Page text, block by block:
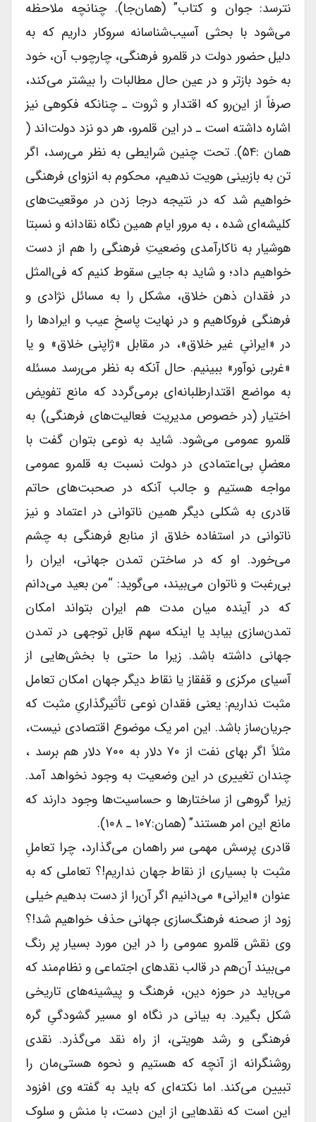
نترسد: جوان و کتاب” (همان‌جا). چنانچه ملاحظه
می‌شود با بحثی آسیب‌شناسانه سروکار داریم که به
دلیل حضور دولت در قلمرو فرهنگی، چارچوب آن، خود
به خود بازتر و در عین حال مطالبات را بیشتر می‌کند،
صرفاً از این‌رو که اقتدار و ثروت ـ چنانکه فکوهی نیز
اشاره داشته است ـ در این قلمرو، هر دو نزد دولت‌اند (
همان :۵۴). تحت چنین شرایطی به نظر می‌رسد، اگر
تن به بازبینی هویت ندهیم، محکوم به انزوای فرهنگی
خواهیم شد که در نتیجه درجا زدن در موقعیت‌های
کلیشه‌ای شده ، به مرور ایام همین نگاه نقادانه و نسبتا
هوشیار به ناکارآمدی وضعیتِ فرهنگی را هم از دست
خواهیم داد؛ و شاید به جایی سقوط کنیم که فی‌المثل
در فقدان ذهن خلاق، مشکل را به مسائل نژادی و
فرهنگی فروکاهیم و در نهایت پاسخِ عیب‌ و ایرادها را
در «ایرانیِ غیر خلاق»، در مقابل «ژاپنی خلاق» و یا
«غربی نوآور» ببینیم. حال آنکه به نظر می‌رسد مسئله
به مواضع اقتدارطلبانه‌ای برمی‌گردد که مانع تفویض
اختیار (در خصوص مدیریت فعالیت‌های فرهنگی) به
قلمرو عمومی می‌شود. شاید به نوعی بتوان گفت با
معضلِ بی‌اعتمادی در دولت نسبت به قلمرو عمومی
مواجه هستیم و جالب آنکه در صحبت‌های حاتم
قادری به شکلی دیگر همین ناتوانی در اعتماد و نیز
ناتوانی در استفاده خلاق از منابع فرهنگی به چشم
می‌خورد. او که در ساختن تمدن جهانی، ایران را
بی‌رغبت و ناتوان می‌بیند، می‌گوید: “من بعید می‌دانم
که در آینده میان مدت هم ایران بتواند امکان
تمدن‌سازی بیابد یا اینکه سهم قابل توجهی در تمدن
جهانی داشته باشد. زیرا ما حتی با بخش‌هایی از
آسیای مرکزی و قفقاز یا نقاط دیگر جهان امکان تعامل
مثبت نداریم: یعنی فقدان نوعی تأثیرگذاریِ مثبت که
جریان‌ساز باشد. این امر یک موضوع اقتصادی نیست،
مثلاً اگر بهای نفت از ۷۰ دلار به ۷۰۰ دلار هم برسد ،
چندان تغییری در این وضعیت به وجود نخواهد آمد.
زیرا گروهی از ساختارها و حساسیت‌ها وجود دارند که
مانع این امر هستند” (همان:۱۰۷ ـ ۱۰۸).
قادری پرسش مهمی سر راهمان می‌گذارد، چرا تعاملِ
مثبت با بسیاری از نقاط جهان نداریم!؟ تعاملی که به
عنوان «ایرانی» می‌دانیم اگر آن‌را از دست بدهیم خیلی
زود از صحنه فرهنگ‌سازی جهانی حذف خواهیم شد!؟
وی نقش قلمرو عمومی را در این مورد بسیار پر رنگ
می‌بیند آن‌هم در قالب نقدهای اجتماعی و نظام‌‌مند که
می‌باید در حوزه دین، فرهنگ و پیشینه‌های تاریخی
شکل بگیرد. به بیانی در نگاه او مسیر گشودگیِ گره
فرهنگی و رشد هویتی، از راه نقد می‌گذرد. نقدی
روشنگرانه از آنچه که هستیم و نحوه هستی‌مان را
تبیین می‌کند. اما نکته‌‌ای که باید به گفته وی افزود
این است که نقدهایی از این دست، با منش و سلوک